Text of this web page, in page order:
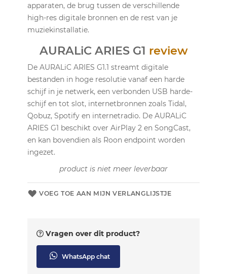
apparaten, de brug tussen de verschillende
high-res digitale bronnen en de rest van je
muziekinstallatie.
AURALiC ARIES G1 review
De AURALiC ARIES G1.1 streamt digitale
bestanden in hoge resolutie vanaf een harde
schijf in je netwerk, een verbonden USB harde-
schijf en tot slot, internetbronnen zoals Tidal,
Qobuz, Spotify en internetradio. De AURALiC
ARIES G1 beschikt over AirPlay 2 en SongCast,
en kan bovendien als Roon endpoint worden
ingezet.
product is niet meer leverbaar
VOEG TOE AAN MIJN VERLANGLIJSTJE
Vragen over dit product?
WhatsApp chat